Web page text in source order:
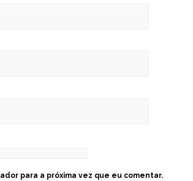
para a próxima vez que eu comentar.